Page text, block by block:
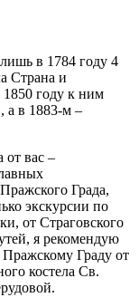
в 1784 году 4
Страна и
году к ним
а в 1883-м –
от вас –
Града,
экскурсии по
от Страговского
я рекомендую
Граду от
костела Св.